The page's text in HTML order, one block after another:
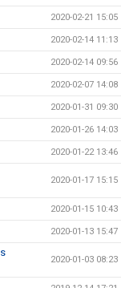
2020-02-21 15:05
2020-02-14 11:13
2020-02-14 09:56
2020-02-07 14:08
2020-01-31 09:30
2020-01-26 14:03
2020-01-22 13:46
2020-01-17 15:15
2020-01-15 10:43
2020-01-13 15:47
2020-01-03 08:23